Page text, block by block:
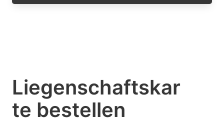
Liegenschaftskar
te bestellen